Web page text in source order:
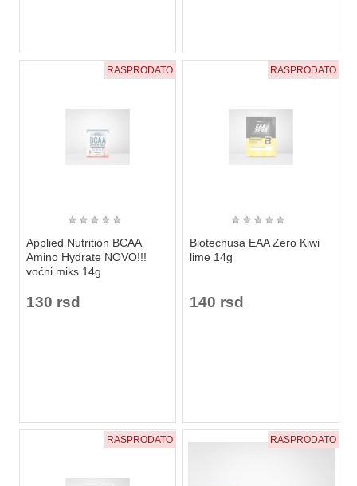
RASPRODATO
★ ★ ★ ★ ★
Applied Nutrition BCAA
Amino Hydrate NOVO!!!
voćni miks 14g
130 rsd
RASPRODATO
★ ★ ★ ★ ★
Biotechusa EAA Zero Kiwi
lime 14g
140 rsd
RASPRODATO RASPRODATO